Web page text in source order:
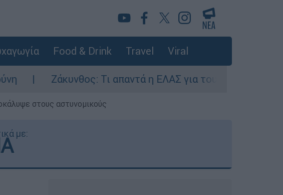
Food & Drink Travel Viral
Ζάκυνθος: Τι απαντά η ΕΛΑΣ για τους 8 βιασμούς
στους αστυνομικούς
με: